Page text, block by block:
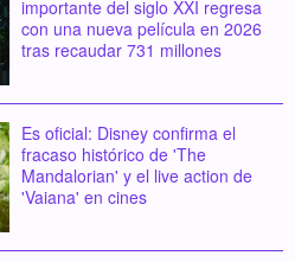
importante del siglo XXI regresa
con una nueva película en 2026
tras recaudar 731 millones
Es oficial: Disney confirma el
fracaso histórico de 'The
Mandalorian' y el live action de
'Vaiana' en cines